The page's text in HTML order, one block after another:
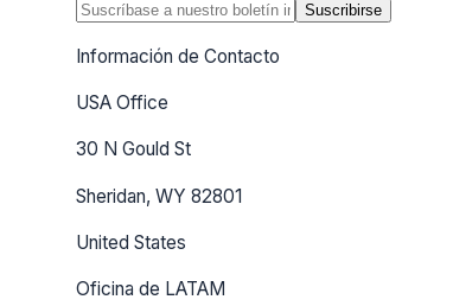
Suscribirse
Información de Contacto
USA Office
30 N Gould St
Sheridan, WY 82801
United States
Oficina de LATAM